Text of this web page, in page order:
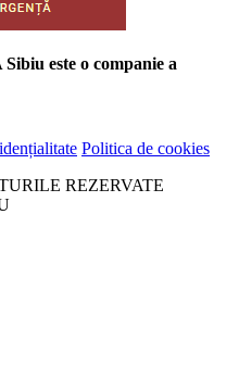
este o companie a
Politica de cookies
REZERVATE